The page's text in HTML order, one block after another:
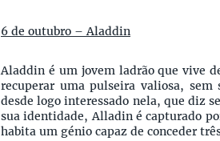
6 de outubro – Aladdin
Aladdin é um jovem ladrão que vive
recuperar uma pulseira valiosa,
desde logo interessado nela, que diz
sua identidade, Alladin é capturado
habita um génio capaz de conceder